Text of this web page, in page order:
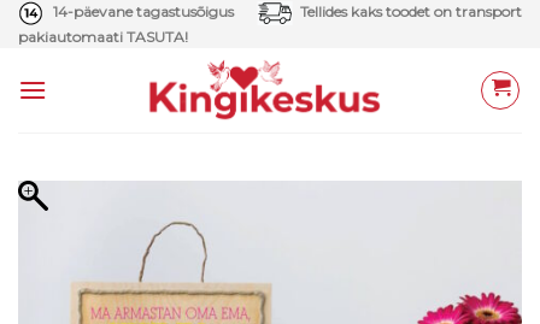
Skip
14-päevane tagastusõigus
Tellides kaks toodet on transport
pakiautomaati TASUTA!